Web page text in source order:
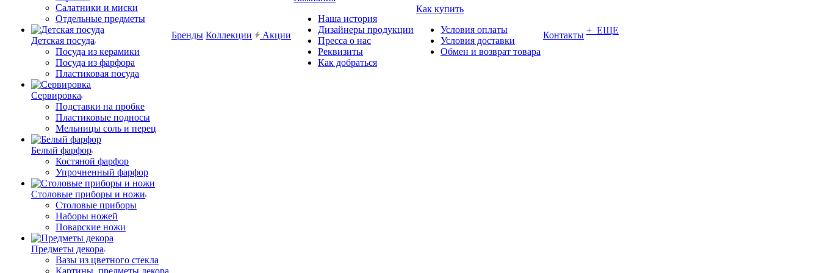
Салатники и миски
Отдельные предметы
Детская посуда
Посуда из керамики
Посуда из фарфора
Пластиковая посуда
Сервировка
Подставки на пробке
Пластиковые подносы
Мельницы соль и перец
Белый фарфор
Костяной фарфор
Упрочненный фарфор
Столовые приборы и ножи
Столовые приборы
Наборы ножей
Поварские ножи
Предметы декора
Вазы из цветного стекла
Картины, предметы декора
Бренды Коллекции Акции
Наша история
Дизайнеры продукции
Пресса о нас
Реквизиты
Как добраться
Как купить
Условия оплаты
Условия доставки
Обмен и возврат товара
Контакты + ЕЩЕ